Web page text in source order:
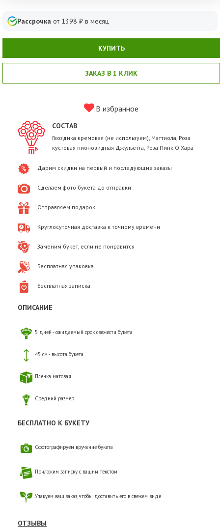
Рассрочка от 1398 ₽ в месяц
КУПИТЬ
ЗАКАЗ В 1 КЛИК
В избранное
СОСТАВ
Гвоздика кремовая (не используем), Маттиола, Роза
кустовая пионовидная Джульетта, Роза Пинк О'Хара
Дарим скидки на первый и последующие заказы
Сделаем фото букета до отправки
Отправляем подарок
Круглосуточная доставка к точному времени
Заменим букет, если не понравится
Бесплатная упаковка
Бесплатная записка
ОПИСАНИЕ
5 дней - ожидаемый срок свежести букета
45 см - высота букета
Пленка матовая
Средний размер
БЕСПЛАТНО К БУКЕТУ
Сфотографируем вручение букета
Приложим записку с вашим текстом
Упакуем ваш заказ, чтобы доставить его в свежем виде
ОТЗЫВЫ